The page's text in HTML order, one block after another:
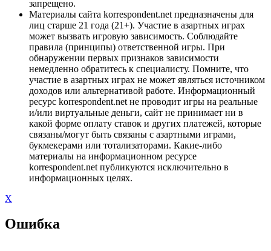
запрещено.
Материалы сайта korrespondent.net предназначены для
лиц старше 21 года (21+). Участие в азартных играх
может вызвать игровую зависимость. Соблюдайте
правила (принципы) ответственной игры. При
обнаружении первых признаков зависимости
немедленно обратитесь к специалисту. Помните, что
участие в азартных играх не может являться источником
доходов или альтернативой работе. Информационный
ресурс korrespondent.net не проводит игры на реальные
и/или виртуальные деньги, сайт не принимает ни в
какой форме оплату ставок и других платежей, которые
связаны/могут быть связаны с азартными играми,
букмекерами или тотализаторами. Какие-либо
материалы на информационном ресурсе
korrespondent.net публикуются исключительно в
информационных целях.
X
Ошибка